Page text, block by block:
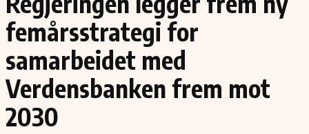
Finans
Fritid
Hav og sjømat
Verden
Selskaper
Teknologi
Forbrukerrettigheter
Aksjer
Populær
femårsstrategi for
samarbeidet med
Verdensbanken frem mot
2030